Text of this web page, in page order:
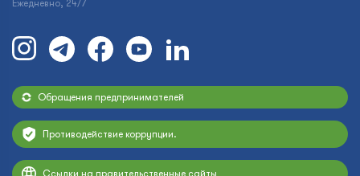
Ежедневно, 24/7
Обращения предпринимателей
Противодействие коррупции.
Ссылки на правительственные сайты